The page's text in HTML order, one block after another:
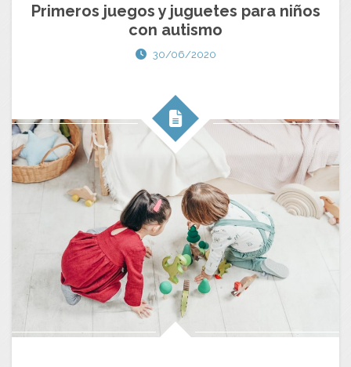
Primeros juegos y juguetes para niños
con autismo
30/06/2020